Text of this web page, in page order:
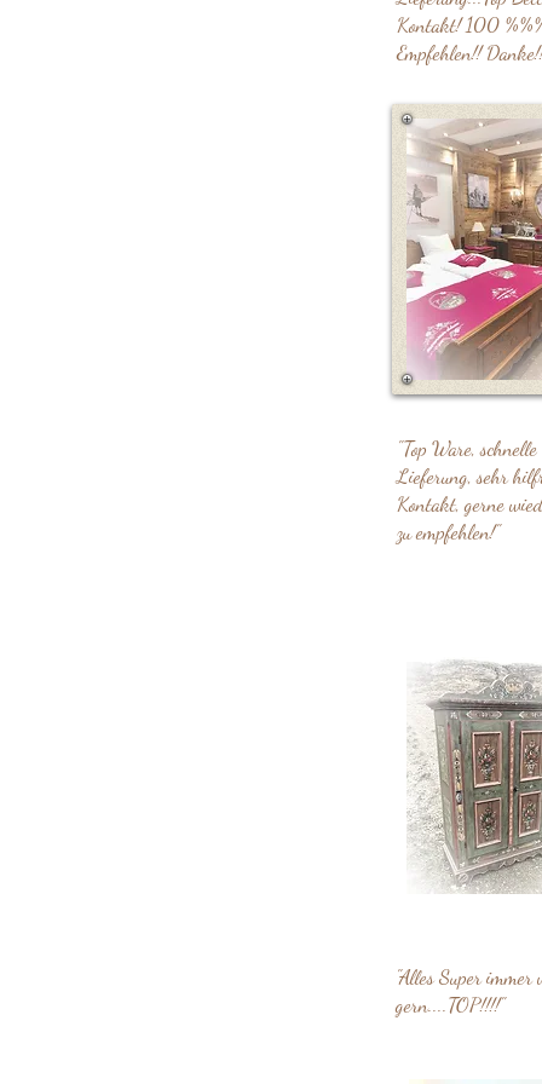
"Alles Super immer
gern....TOP!!!!"
"Top Ware, schnelle
Lieferung, sehr
Kontakt, gerne
zu empfehlen!"
Kontakt! 100
Empfehlen!!